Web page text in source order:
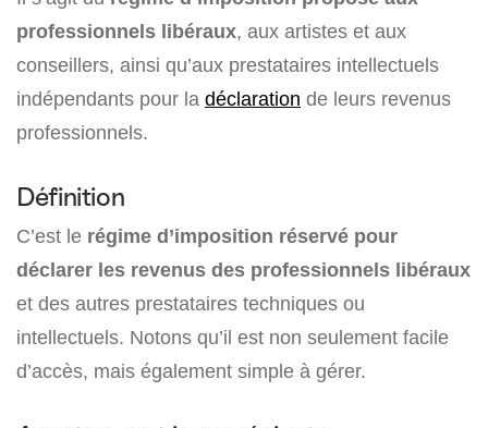
professionnels libéraux, aux artistes et aux
conseillers, ainsi qu’aux prestataires intellectuels
indépendants pour la déclaration de leurs revenus
professionnels.
Définition
C’est le régime d’imposition réservé pour
déclarer les revenus des professionnels libéraux
et des autres prestataires techniques ou
intellectuels. Notons qu’il est non seulement facile
d’accès, mais également simple à gérer.